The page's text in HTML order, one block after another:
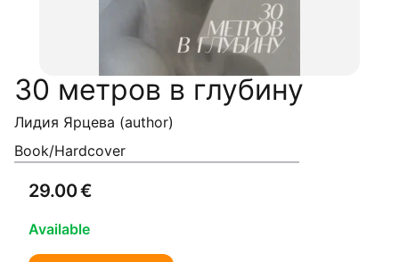
30 метров в глубину
Лидия Ярцева (author)
Book/Hardcover
29.00 €
Available